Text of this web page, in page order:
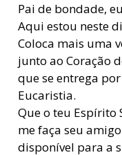
Pai de bondade,
Aqui estou neste
Coloca mais uma
junto ao Coração
que se entrega
Eucaristia.
Que o teu Espírito
me faça seu
disponível para a